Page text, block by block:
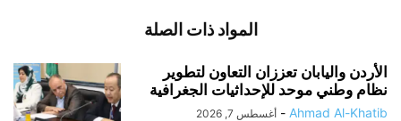
المواد ذات الصلة
الأردن واليابان تعززان التعاون لتطوير
نظام وطني موحد للإحداثيات الجغرافية
Ahmad Al-Khatib
- أغسطس 7, 2026